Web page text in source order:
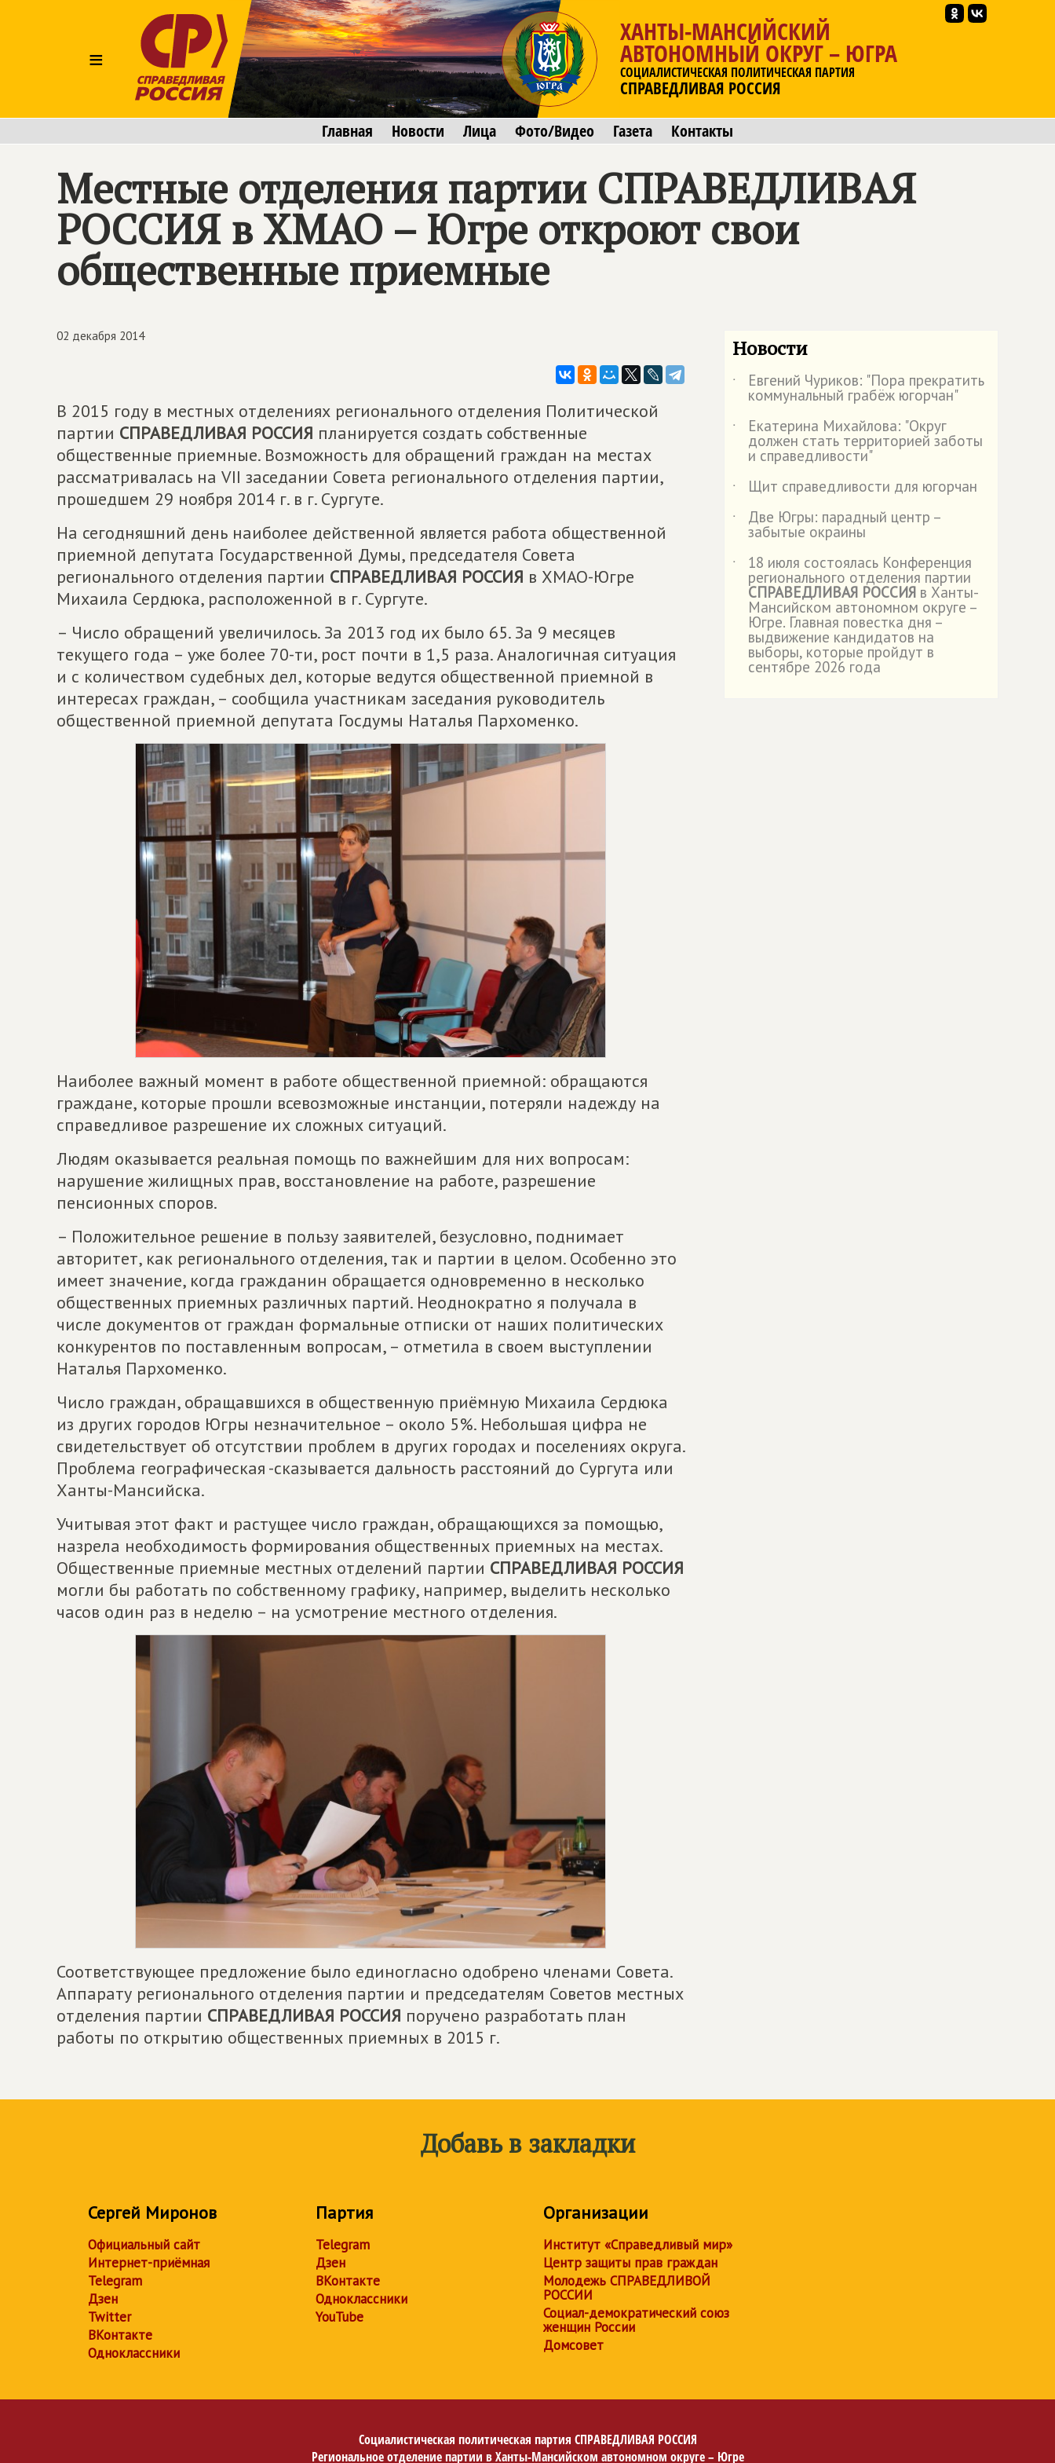
≡
ХАНТЫ-МАНСИЙСКИЙ
АВТОНОМНЫЙ ОКРУГ – ЮГРА
СОЦИАЛИСТИЧЕСКАЯ ПОЛИТИЧЕСКАЯ ПАРТИЯ
СПРАВЕДЛИВАЯ РОССИЯ
Главная Новости Лица Фото/Видео Газета Контакты
Местные отделения партии СПРАВЕДЛИВАЯ
РОССИЯв ХМАО – Югре откроют свои
общественные приемные
02 декабря 2014
В 2015 году в местных отделениях регионального отделения Политической
партии СПРАВЕДЛИВАЯ РОССИЯ планируется создать собственные
общественные приемные. Возможность для обращений граждан на местах
рассматривалась на VII заседании Совета регионального отделения партии,
прошедшем 29 ноября 2014 г. в г. Сургуте.
На сегодняшний день наиболее действенной является работа общественной
приемной депутата Государственной Думы, председателя Совета
регионального отделения партии СПРАВЕДЛИВАЯ РОССИЯ в ХМАО-Югре
Михаила Сердюка, расположенной в г. Сургуте.
– Число обращений увеличилось. За 2013 год их было 65. За 9 месяцев
текущего года – уже более 70-ти, рост почти в 1,5 раза. Аналогичная ситуация
и с количеством судебных дел, которые ведутся общественной приемной в
интересах граждан, – сообщила участникам заседания руководитель
общественной приемной депутата Госдумы Наталья Пархоменко.
Наиболее важный момент в работе общественной приемной: обращаются
граждане, которые прошли всевозможные инстанции, потеряли надежду на
справедливое разрешение их сложных ситуаций.
Людям оказывается реальная помощь по важнейшим для них вопросам:
нарушение жилищных прав, восстановление на работе, разрешение
пенсионных споров.
– Положительное решение в пользу заявителей, безусловно, поднимает
авторитет, как регионального отделения, так и партии в целом. Особенно это
имеет значение, когда гражданин обращается одновременно в несколько
общественных приемных различных партий. Неоднократно я получала в
числе документов от граждан формальные отписки от наших политических
конкурентов по поставленным вопросам, – отметила в своем выступлении
Наталья Пархоменко.
Число граждан, обращавшихся в общественную приёмную Михаила Сердюка
из других городов Югры незначительное – около 5%. Небольшая цифра не
свидетельствует об отсутствии проблем в других городах и поселениях округа.
Проблема географическая -сказывается дальность расстояний до Сургута или
Ханты-Мансийска.
Учитывая этот факт и растущее число граждан, обращающихся за помощью,
назрела необходимость формирования общественных приемных на местах.
Общественные приемные местных отделений партии СПРАВЕДЛИВАЯ РОССИЯ
могли бы работать по собственному графику, например, выделить несколько
часов один раз в неделю – на усмотрение местного отделения.
Соответствующее предложение было единогласно одобрено членами Совета.
Аппарату регионального отделения партии и председателям Советов местных
отделения партии СПРАВЕДЛИВАЯ РОССИЯ поручено разработать план
работы по открытию общественных приемных в 2015 г.
Новости
˙ Евгений Чуриков: "Пора прекратить
коммунальный грабёж югорчан"
˙
Екатерина Михайлова: "Округ
должен стать территорией заботы
и справедливости"
˙
Щит справедливости для югорчан
˙
Две Югры: парадный центр –
забытые окраины
˙
18 июля состоялась Конференция
регионального отделения партии
СПРАВЕДЛИВАЯ РОССИЯ в Ханты-
Мансийском автономном округе –
Югре. Главная повестка дня –
выдвижение кандидатов на
выборы, которые пройдут в
сентябре 2026 года
Добавь в закладки
Сергей Миронов
Официальный сайт
Интернет-приёмная
Telegram
Дзен
Twitter
ВКонтакте
Одноклассники
Партия
Telegram
Дзен
ВКонтакте
Одноклассники
YouTube
Организации
Институт «Справедливый мир»
Центр защиты прав граждан
Молодежь СПРАВЕДЛИВОЙ
РОССИИ
Социал-демократический союз
женщин России
Домсовет
Социалистическая политическая партия СПРАВЕДЛИВАЯ РОССИЯ
Региональное отделение партии в Ханты-Мансийском автономном округе – Югре